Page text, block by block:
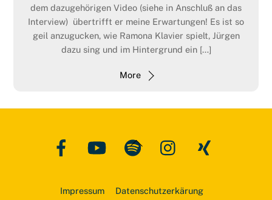
dem dazugehörigen Video (siehe in Anschluß an das
Interview) übertrifft er meine Erwartungen! Es ist so
geil anzugucken, wie Ramona Klavier spielt, Jürgen
dazu sing und im Hintergrund ein […]
More
Back
To
Facebook YouTube Spotify Instagram
Impressum
Datenschutzerkärung